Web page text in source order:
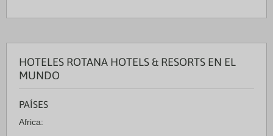
HOTELES ROTANA HOTELS & RESORTS EN EL
MUNDO
PAÍSES
Africa: